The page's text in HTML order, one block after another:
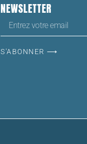
NEWSLETTER
S'ABONNER ⟶